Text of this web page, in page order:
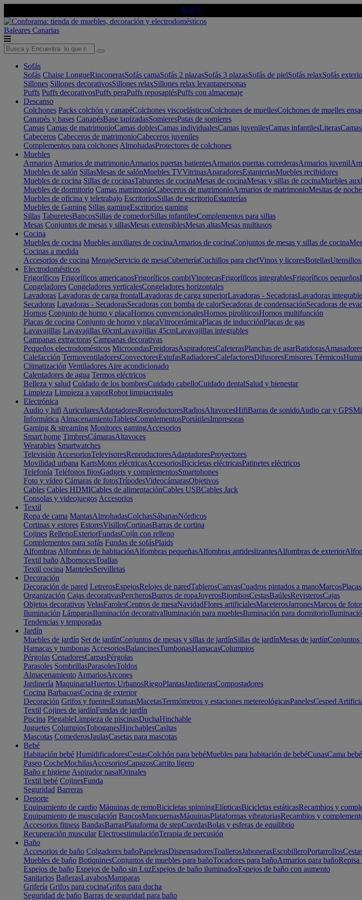
AQUÍ
Baleares Canarias
Sofás
Sofás Chaise LongueRinconerasSofás camaSofás 2 plazasSofás 3 plazasSofás de pielSofás relaxSofás
Sillones Sillones decorativosSillones relaxSillones relax levantapersonas
Puffs Puffs decorativosPuffs peraPuffs reposapiésPuffs con almacenaje
Descanso
Colchones Packs colchón y canapéColchones viscoelásticosColchones de muellesColchones de muelles
Canapés y bases CanapésBase tapizadasSomieresPatas de somieres
Camas Camas de matrimonioCamas doblesCamas individualesCamas juvenilesCamas infantilesLiteras
Cabeceros Cabeceros de matrimonioCabeceros juveniles
Complementos para colchones AlmohadasProtectores de colchones
Muebles
Armarios Armarios de matrimonioArmarios puertas batientesArmarios puertas correderasArmarios juvenil
Muebles de salón SillasMesas de salónMuebles TVVitrinasAparadoresEstanteriasMuebles recibidores
Muebles de cocina Sillas de cocinasTaburetes de cocinaMesas de cocinaMesas y sillas de cocinaMuebles
Muebles de dormitorio Camas matrimonioCabeceros de matrimonioArmarios de matrimonioMesitas de noche
Muebles de oficina y teletrabajo EscritoriosSillas de escritorioEstanterías
Muebles de Gaming Sillas gamingEscritorios gaming
Sillas TaburetesBancosSillas de comedorSillas infantilesComplementos para sillas
Mesas Conjuntos de mesas y sillasMesas extensiblesMesas altasMesas multiusos
Cocina
Muebles de cocina Muebles auxiliares de cocinaArmarios de cocinaConjuntos de mesas y sillas de cocina
Cocinas a medida
Accesorios de cocina MenajeServicio de mesaCuberteríaCuchillos para chefVinos y licoresBotellas
Electrodomésticos
Frigoríficos Frigoríficos americanosFrigoríficos combiVinotecasFrigoríficos integrablesFrigoríficos pequeños
Congeladores Congeladores verticalesCongeladores horizontales
Lavadoras Lavadoras de carga frontalLavadoras de carga superiorLavadoras - SecadorasLavadoras
Secadoras Lavadoras - SecadorasSecadoras con bomba de calorSecadoras de condensaciónSecadoras de
Hornos Conjunto de horno y placaHornos convencionalesHornos pirolíticosHornos multifunción
Placas de cocina Conjunto de horno y placaVitrocerámicaPlacas de inducciónPlacas de gas
Lavavajillas Lavavajillas 60cmLavavajillas 45cmLavavajillas integrables
Campanas extractoras Campanas decorativas
Pequeños electrodomésticos MicroondasFreidorasAspiradoresCafeterasPlanchas de asarBatidoras
Calefacción TermoventiladoresConvectoresEstufasRadiadoresCalefactoresDifusoresEmisores Térmicos
Climatización Ventiladores Aire acondicionado
Calentadores de agua Termos eléctricos
Belleza y salud Cuidado de los hombresCuidado cabelloCuidado dentalSalud y bienestar
Limpieza Limpieza a vaporRobot limpiacristales
Electrónica
Audio y hifi AuricularesAdaptadoresReproductoresRadiosAltavocesHifiBarras de sonidoAudio car y GPS
Informática AlmacenamientoTabletsComplementosPortátilesImpresoras
Gaming & streaming Monitores gamingAccesorios
Smart home TimbresCámarasAltavoces
Wearables Smartwatches
Televisión AccesoriosTelevisoresReproductoresAdaptadoresProyectores
Movilidad urbana KartsMotos eléctricasAccesoriosBicicletas eléctricasPatinetes eléctricos
Telefonía Teléfonos fijosGadgets y complementosSmartphones
Foto y vídeo Cámaras de fotosTrípodesVideocámarasObjetivos
Cables Cables HDMICables de alimentaciónCables USBCables Jack
Consolas y videojuegos Accesorios
Textil
Ropa de cama MantasAlmohadasColchasSábanasNórdicos
Cortinas y estores EstoresVisillosCortinasBarras de cortina
Cojines RellenoExteriorFundasCojín con relleno
Complementos para sofás Fundas de sofásPlaids
Alfombras Alfombras de habitaciónAlfombras pequeñasAlfombras antideslizantesAlfombras de exterior
Textil baño AlbornocesToallas
Textil cocina MantelesServilletas
Decoración
Decoración de pared LetrerosEspejosRelojes de paredTablerosCanvasCuadros pintados a manoMarcos
Organización Cajas decorativasPercherosBurros de ropaJoyerosBiombosCestasBaúlesRevisterosCajas
Objetos decorativos VelasFarolesCentros de mesaNavidadFlores artificialesMaceterosJarronesMarcos de
Iluminación LámparasIluminación decorativaIluminación para mueblesIluminación para dormitorio
Tendencias y temporadas
Jardín
Muebles de jardín Set de jardínConjuntos de mesas y sillas de jardínSillas de jardínMesas de jardínConjuntos
Hamacas y tumbonas AccesoriosBalancinesTumbonasHamacasColumpios
Pérgolas CenadoresCarpasPérgolas
Parasoles SombrillasParasolesToldos
Almacenamiento ArmariosArcones
Jardinería MaquinariaHuertos UrbanosRiegoPlantasJardinerasCompostadores
Cocina BarbacoasCocina de exterior
Decoración Grifos y fuentesEstatuasMacetasTermómetros y estaciones metereológicasPanelesCesped
Textil Cojines de jardínFundas de jardín
Piscina PlegableLimpieza de piscinasDuchaHinchable
Juguetes ColumpiosToboganesHinchablesCasitas
Mascotas ComederosJaulasCasetas para mascotas
Bebé
Habitación bebé HumidificadoresCestasColchón para bebéMuebles para habitación de bebéCunasCama bebé
Paseo CocheMochilasAccesoriosCapazosCarrito ligero
Baño e higiene Aspirador nasalOrinales
Textil bebé CojinesFunda
Seguridad Barreras
Deporte
Equipamiento de cardio Máquinas de remoBicicletas spinningElípticasBicicletas estáticasRecambios y
Equipamiento de musculación BancosMancuernasMáquinasPlataformas vibratoriasRecambios y
Accesorios fitness BandasBarrasPlataforma de stepCuerdasBolas y esferas de equilibrio
Recuperación muscular ElectroestimulaciónTerapia de percusión
Baño
Accesorios de baño Colgadores bañoPapelerasDispensadoresToallerosJabonerasEscobilleroPortarrollos
Muebles de baño BotiquinesConjuntos de muebles para bañoTocadores para bañoArmarios para bañoRepisa
Espejos de baño Espejos de baño sin LuzEspejos de baño iluminadosEspejos de baño con aumento
Sanitarios BañerasLavabosMamparas
Grifería Grifos para cocinaGrifos para ducha
Seguridad de baño Barras de seguridad para baño